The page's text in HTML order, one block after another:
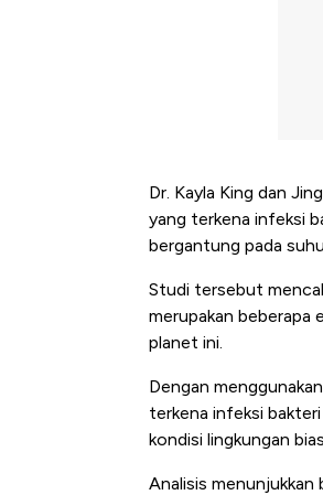
Dr. Kayla King dan
yang terkena infeksi
bergantung pada
Studi tersebut
merupakan beberapa
planet ini.
Dengan
terkena infeksi
kondisi lingkungan
Analisis